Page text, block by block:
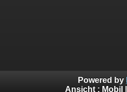
Powered by
Ansicht : Mobil